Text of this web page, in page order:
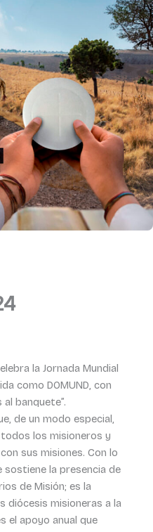
la Jornada Mundial
como DOMUND, con
banquete”.
de un modo especial,
los misioneros y
sus misiones. Con lo
sostiene la presencia de
de Misión; es la
diócesis misioneras a la
el apoyo anual que